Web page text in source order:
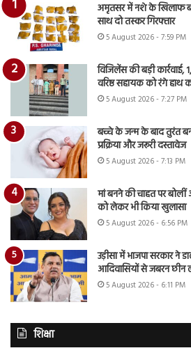
अमृतसर में नशे के खिलाफ
साथ दो तस्कर गिरफ्तार
5 August 2026 - 7:59 PM
विजिलेंस की बड़ी
वरिष्ठ सहायक को रंगे हाथ
5 August 2026 - 7:27 PM
बच्चे के जन्म के बाद तुरंत
प्रक्रिया और जरूरी दस्तावेज
5 August 2026 - 7:13 PM
मां बनने की चाहत पर बोलीं
को लेकर भी किया खुलासा
5 August 2026 - 6:56 PM
उड़ीसा में भाजपा सरकार ने
आदिवासियों से जबरन
5 August 2026 - 6:11 PM
शिक्षा